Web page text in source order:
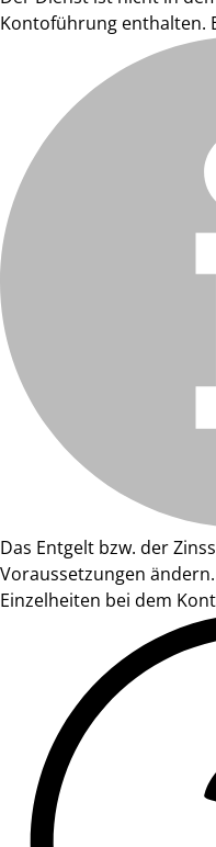
Kontoführung enthalten.
Das Entgelt bzw. der
Voraussetzungen
Einzelheiten bei dem